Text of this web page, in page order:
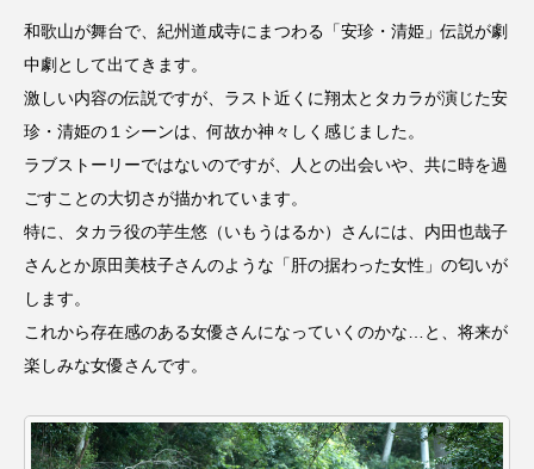
「THE オリバーな犬、（Gosh!!）このヤロウMOVIE」
『今日の空が一番好き、とまだ言えない僕は』
あいはらひろゆき
あかしあジュニア合唱団「さくらんぼ」
あかしあ台小学校
いばら姫 おいしいおのまとぺ
和歌山が舞台で、紀州道成寺にまつわる「安珍・清姫」伝説が劇
中劇として出てきます。
激しい内容の伝説ですが、ラスト近くに翔太とタカラが演じた安
珍・清姫の１シーンは、何故か神々しく感じました。
ラブストーリーではないのですが、人との出会いや、共に時を過
ごすことの大切さが描かれています。
特に、タカラ役の芋生悠（いもうはるか）さんには、内田也哉子
さんとか原田美枝子さんのような「肝の据わった女性」の匂いが
します。
これから存在感のある女優さんになっていくのかな…と、将来が
楽しみな女優さんです。